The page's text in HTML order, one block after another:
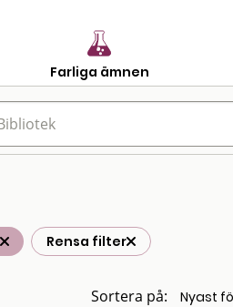
Farliga ämnen
Rensa filter
Sortera på: